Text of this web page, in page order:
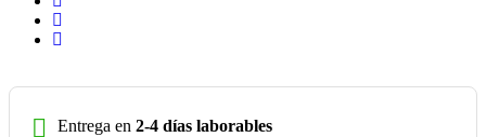
Entrega en 2-4 días laborables